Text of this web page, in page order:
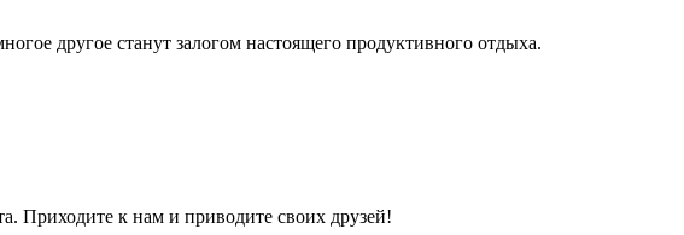
другое станут залогом настоящего продуктивного отдыха.
Приходите к нам и приводите своих друзей!